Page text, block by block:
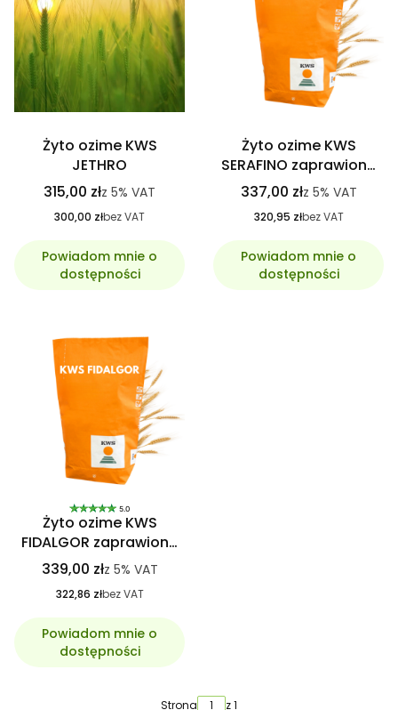
Żyto ozime KWS
JETHRO
315,00 złz 5% VAT
300,00 złbez VAT
Powiadom mnie o
dostępności
Żyto ozime KWS
SERAFINO zaprawione
KINTO PLUS, C1
Hybrydowe
337,00 złz 5% VAT
320,95 złbez VAT
Powiadom mnie o
dostępności
5.0
Żyto ozime KWS
FIDALGOR zaprawione
KINTO PLUS, C1
hybrydowe
339,00 złz 5% VAT
322,86 złbez VAT
Powiadom mnie o
dostępności
Strona z 1